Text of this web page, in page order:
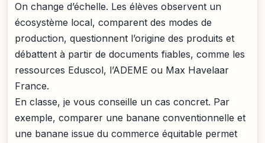
On change d’échelle. Les élèves observent un
écosystème local, comparent des modes de
production, questionnent l’origine des produits et
débattent à partir de documents fiables, comme les
ressources Eduscol, l’ADEME ou Max Havelaar
France.
En classe, je vous conseille un cas concret. Par
exemple, comparer une banane conventionnelle et
une banane issue du commerce équitable permet